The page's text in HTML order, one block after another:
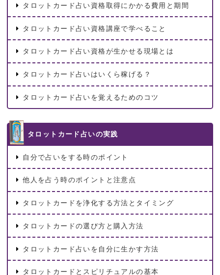
タロットカード占い資格取得にかかる費用と期間
タロットカード占い資格講座で学べること
タロットカード占い資格が生かせる現場とは
タロットカード占いはいくら稼げる？
タロットカード占いを覚えるためのコツ
タロットカード占いの実践
自分で占いをする時のポイント
他人を占う時のポイントと注意点
タロットカードを浄化する方法とタイミング
タロットカードの選び方と購入方法
タロットカード占いを自分に生かす方法
タロットカードとスピリチュアルの基本